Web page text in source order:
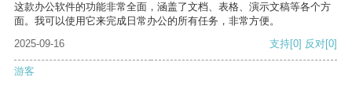
这款办公软件的功能非常全面，涵盖了文档、表格、演示文稿等各个方
面。我可以使用它来完成日常办公的所有任务，非常方便。
2025-09-16
支持[0] 反对[0]
游客